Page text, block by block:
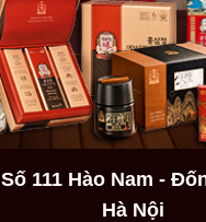
Số 111 Hào Nam -
Hà Nội